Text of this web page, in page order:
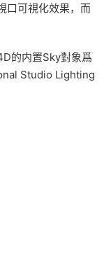
口可視化效果，而
的内置Sky對象爲
Studio Lighting